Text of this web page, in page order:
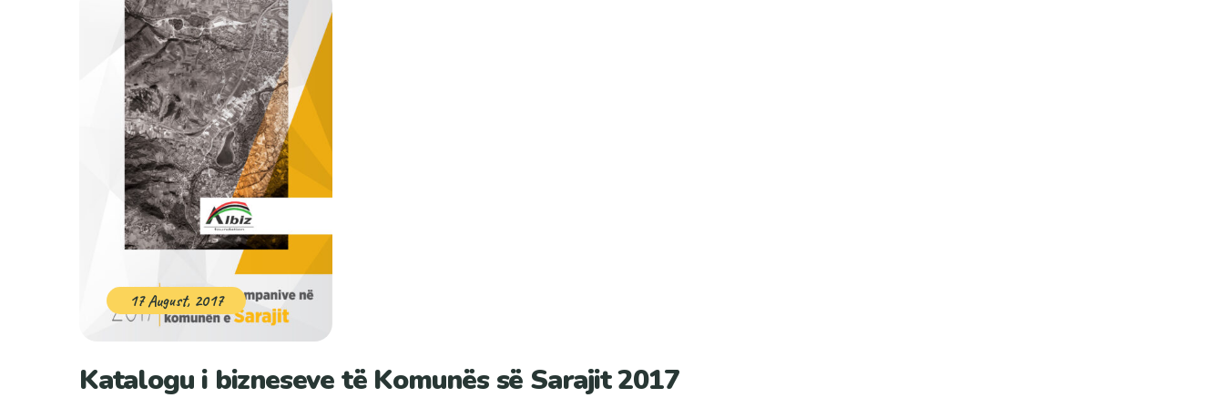
17 August, 2017
Katalogu i bizneseve të Komunës së Sarajit 2017